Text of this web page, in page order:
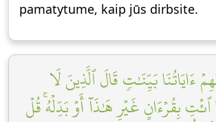
pamatytume, kaip jūs dirbsite.
ءَايَاتُنَا بَيِّنَٰتٖ قَالَ ٱلَّذِينَ لَا
ٱئۡتِ بِقُرۡءَانٍ غَيۡرِ هَٰذَآ أَوۡ بَدِّلۡهُۚ قُلۡ